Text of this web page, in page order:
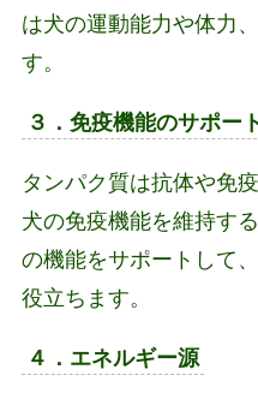
は犬の運動能力や体力
す。
３．免疫機能のサポー
タンパク質は抗体や免
犬の免疫機能を維持す
の機能をサポートして
役立ちます。
４．エネルギー源